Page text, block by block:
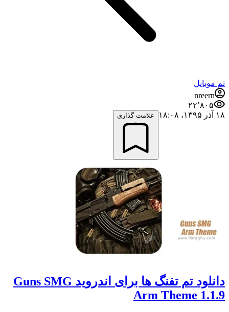
تم موبایل
nreern
۲۲٬۸۰۵
۱۸ آذر ۱۳۹۵،‏ ۱۸:۰۸
علامت گذاری
دانلود تم تفنگ ها برای اندروید Guns SMG
Arm Theme 1.1.9